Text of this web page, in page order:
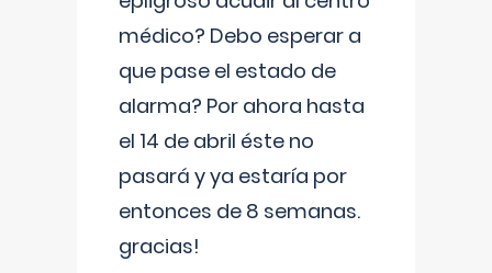
médico? Debo esperar a
que pase el estado de
alarma? Por ahora hasta
el 14 de abril éste no
pasará y ya estaría por
entonces de 8 semanas.
gracias!